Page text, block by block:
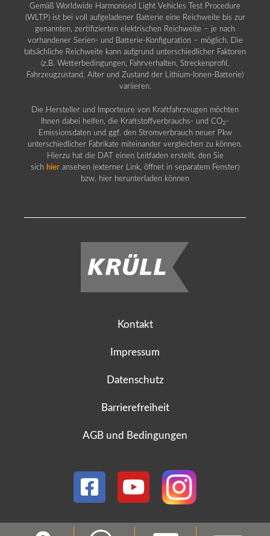
Gemäß Worldwide Harmonised Light Vehicles Test Procedure
(WLTP) ist bei voll aufgeladener Batterie eine Reichweite bis zur
genannten, zertifizierten elektrischen Reichweite – je nach
vorhandener Serien- und Batterie-Konfiguration – möglich. Die
tatsächliche Reichweite kann aufgrund unterschiedlicher Faktoren
(z.B. Wetterbedingungen, Fahrverhalten, Streckenprofil,
Fahrzeugzustand, Alter und Zustand der Lithium-Ionen-Batterie)
variieren.
Die Hersteller und Importeure von Kraftfahrzeugen möchten
Ihnen dabei helfen, die Kraftstoffverbrauchs- und CO2 -
Emissionsdaten und ggf. den Stromverbrauch neuer Pkw
unterschiedlicher Fabrikate miteinander vergleichen zu können.
Hierzu hat die DAT einen Leitfaden erstellt, den Sie
sich hier ansehen (externer Link, öffnet in separatem Fenster)
bzw. hier herunterladen können
Kontakt
Impressum
Datenschutz
Barrierefreiheit
AGB und Bedingungen